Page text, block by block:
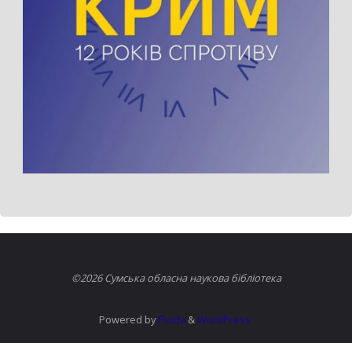
©2026 Сумська обласна наукова бібліотека
Powered byFluida &WordPress.